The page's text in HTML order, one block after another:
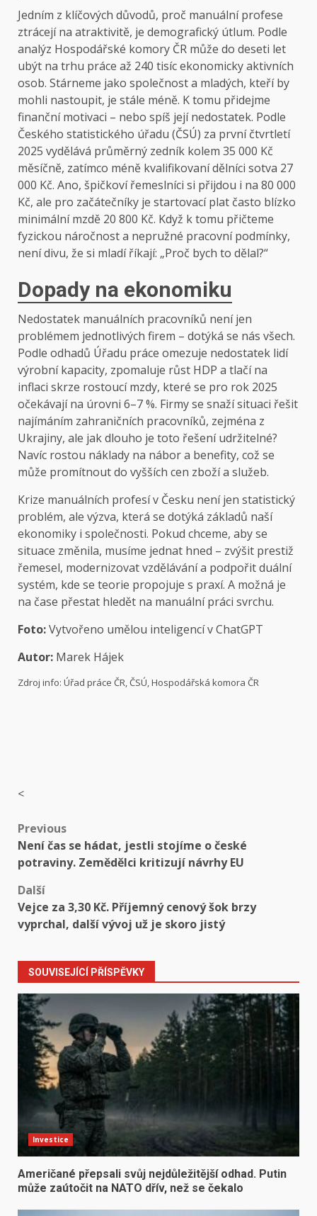
Jedním z klíčových důvodů, proč manuální profese
ztrácejí na atraktivitě, je demografický útlum. Podle
analýz Hospodářské komory ČR může do deseti let
ubýt na trhu práce až 240 tisíc ekonomicky aktivních
osob. Stárneme jako společnost a mladých, kteří by
mohli nastoupit, je stále méně. K tomu přidejme
finanční motivaci – nebo spíš její nedostatek. Podle
Českého statistického úřadu (ČSÚ) za první čtvrtletí
2025 vydělává průměrný zedník kolem 35 000 Kč
měsíčně, zatímco méně kvalifikovaní dělníci sotva 27
000 Kč. Ano, špičkoví řemeslníci si přijdou i na 80 000
Kč, ale pro začátečníky je startovací plat často blízko
minimální mzdě 20 800 Kč. Když k tomu přičteme
fyzickou náročnost a nepružné pracovní podmínky,
není divu, že si mladí říkají: „Proč bych to dělal?“
Dopady na ekonomiku
Nedostatek manuálních pracovníků není jen
problémem jednotlivých firem – dotýká se nás všech.
Podle odhadů Úřadu práce omezuje nedostatek lidí
výrobní kapacity, zpomaluje růst HDP a tlačí na
inflaci skrze rostoucí mzdy, které se pro rok 2025
očekávají na úrovni 6–7 %. Firmy se snaží situaci řešit
najímáním zahraničních pracovníků, zejména z
Ukrajiny, ale jak dlouho je toto řešení udržitelné?
Navíc rostou náklady na nábor a benefity, což se
může promítnout do vyšších cen zboží a služeb.
Krize manuálních profesí v Česku není jen statistický
problém, ale výzva, která se dotýká základů naší
ekonomiky i společnosti. Pokud chceme, aby se
situace změnila, musíme jednat hned – zvýšit prestiž
řemesel, modernizovat vzdělávání a podpořit duální
systém, kde se teorie propojuje s praxí. A možná je
na čase přestat hledět na manuální práci svrchu.
Foto:Vytvořeno umělou inteligencí v ChatGPT
Autor: Marek Hájek
Zdroj info: Úřad práce ČR, ČSÚ, Hospodářská komora ČR
<
Post
navigation
Previous
Není čas se hádat, jestli stojíme o české
potraviny. Zemědělci kritizují návrhy EU
Další
Vejce za 3,30 Kč. Příjemný cenový šok brzy
vyprchal, další vývoj už je skoro jistý
SOUVISEJÍCÍ PŘÍSPĚVKY
Investice
Američané přepsali svůj nejdůležitější odhad. Putin
může zaútočit na NATO dřív, než se čekalo